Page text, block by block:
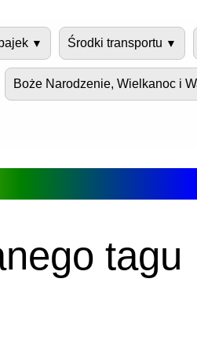
Środki transportu
Boże Narodzenie, Wielkanoc i
tagu